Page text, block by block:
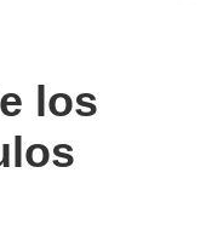
los